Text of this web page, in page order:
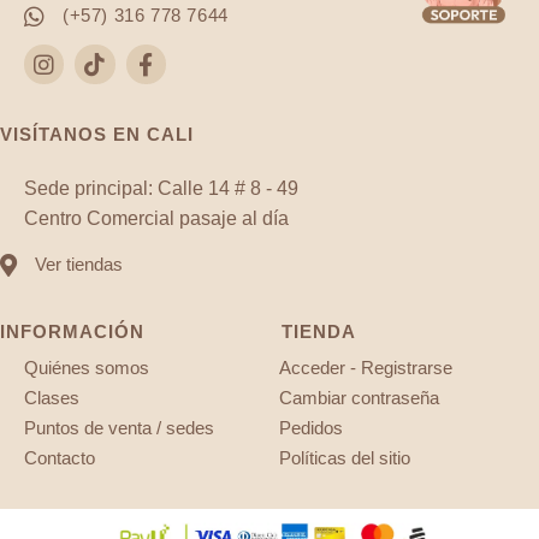
(+57) 316 778 7644
VISÍTANOS EN CALI
Sede principal: Calle 14 # 8 - 49
Centro Comercial pasaje al día
Ver tiendas
INFORMACIÓN
Quiénes somos
Clases
Puntos de venta / sedes
Contacto
TIENDA
Acceder - Registrarse
Cambiar contraseña
Pedidos
Políticas del sitio